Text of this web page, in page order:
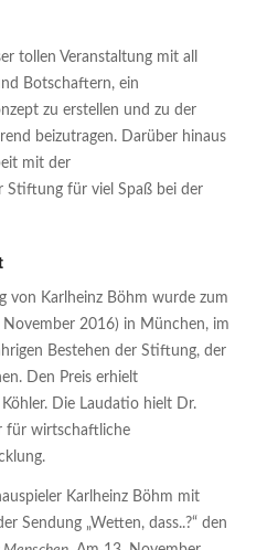
tollen Veranstaltung mit all
Botschaftern, ein
zu erstellen und zu der
beizutragen. Darüber hinaus
mit der
Stiftung für viel Spaß bei der
von Karlheinz Böhm wurde zum
2016) in München, im
Bestehen der Stiftung, der
Den Preis erhielt
Die Laudatio hielt Dr.
für wirtschaftliche
Karlheinz Böhm mit
Sendung „Wetten, dass..?“ den